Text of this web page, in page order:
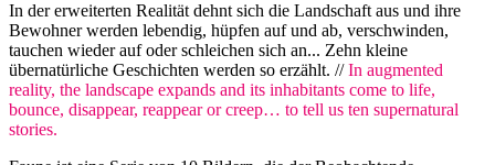
In der erweiterten Realität dehnt sich die Landschaft aus und ihre
Bewohner werden lebendig, hüpfen auf und ab, verschwinden,
tauchen wieder auf oder schleichen sich an... Zehn kleine
übernatürliche Geschichten werden so erzählt. //In augmented
reality, the landscape expands and its inhabitants come to life,
bounce, disappear, reappear or creep… to tell us ten supernatural
stories.